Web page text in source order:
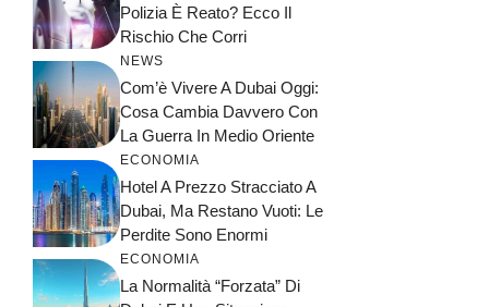
Polizia È Reato? Ecco Il
Rischio Che Corri
NEWS
Com’è Vivere A Dubai Oggi:
Cosa Cambia Davvero Con
La Guerra In Medio Oriente
ECONOMIA
Hotel A Prezzo Stracciato A
Dubai, Ma Restano Vuoti: Le
Perdite Sono Enormi
ECONOMIA
La Normalità “forzata” Di